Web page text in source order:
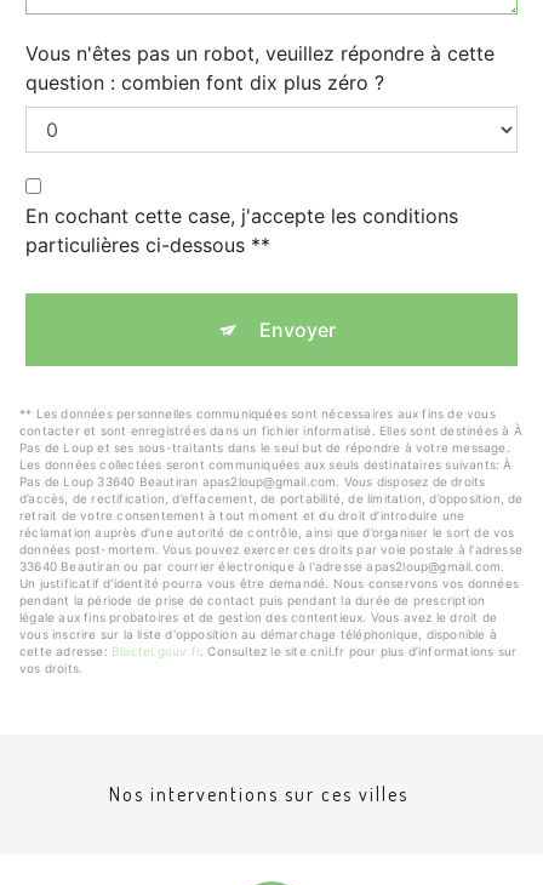
Vous n'êtes pas un robot, veuillez répondre à cette
question : combien font dix plus zéro ?
En cochant cette case, j'accepte les conditions
particulières ci-dessous **
Envoyer
** Les données personnelles communiquées sont nécessaires aux fins de vous
contacter et sont enregistrées dans un fichier informatisé. Elles sont destinées à À
Pas de Loup et ses sous-traitants dans le seul but de répondre à votre message.
Les données collectées seront communiquées aux seuls destinataires suivants: À
Pas de Loup 33640 Beautiran apas2loup@gmail.com. Vous disposez de droits
d’accès, de rectification, d’effacement, de portabilité, de limitation, d’opposition, de
retrait de votre consentement à tout moment et du droit d’introduire une
réclamation auprès d’une autorité de contrôle, ainsi que d’organiser le sort de vos
données post-mortem. Vous pouvez exercer ces droits par voie postale à l'adresse
33640 Beautiran ou par courrier électronique à l'adresse apas2loup@gmail.com.
Un justificatif d'identité pourra vous être demandé. Nous conservons vos données
pendant la période de prise de contact puis pendant la durée de prescription
légale aux fins probatoires et de gestion des contentieux. Vous avez le droit de
vous inscrire sur la liste d'opposition au démarchage téléphonique, disponible à
cette adresse: Bloctel.gouv.fr . Consultez le site cnil.fr pour plus d’informations sur
vos droits.
Nos interventions sur ces villes